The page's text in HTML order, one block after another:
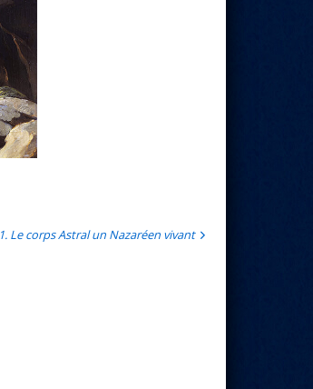
1. Le corps Astral un Nazaréen vivant